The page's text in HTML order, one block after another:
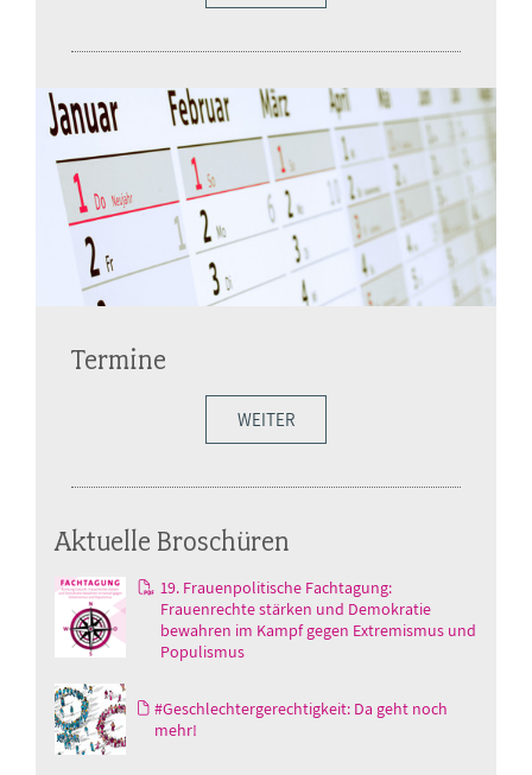
Termine
WEITER
Aktuelle Broschüren
19. Frauenpolitische Fachtagung:
Frauenrechte stärken und Demokratie
bewahren im Kampf gegen Extremismus und
Populismus
#Geschlechtergerechtigkeit: Da geht noch
mehr!